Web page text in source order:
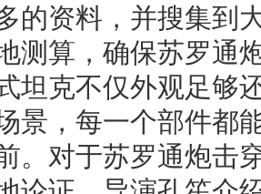
的资料，并搜集到
测算，确保苏罗通
坦克不仅外观足够
景，每一个部件都
。对于苏罗通炮击